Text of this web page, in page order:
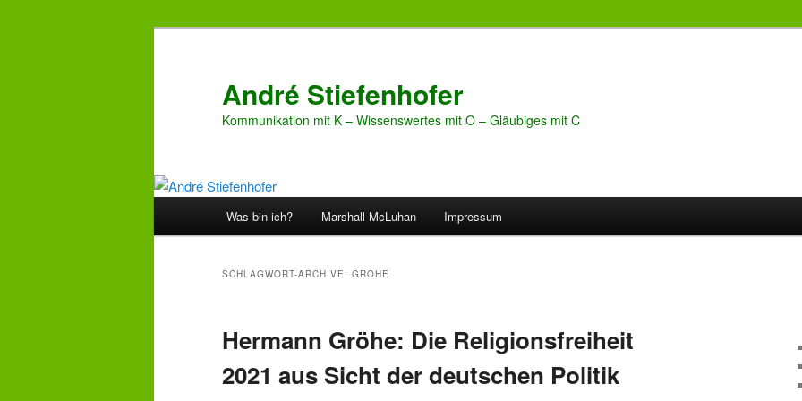
André Stiefenhofer
Kommunikation mit K – Wissenswertes mit O – Gläubiges mit C
Was bin ich? Marshall McLuhan Impressum
SCHLAGWORT-ARCHIVE: GRÖHE
Hermann Gröhe: Die Religionsfreiheit
2021 aus Sicht der deutschen Politik